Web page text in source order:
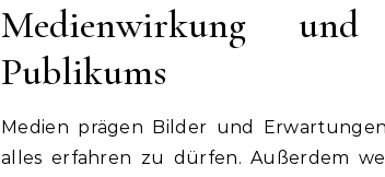
Medienwirkung
Publikums
Medien prägen Bilder und
alles erfahren zu dürfen. Außerdem